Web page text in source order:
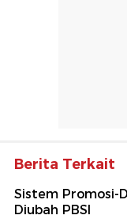
Berita Terkait
Sistem Promosi-
Diubah PBSI